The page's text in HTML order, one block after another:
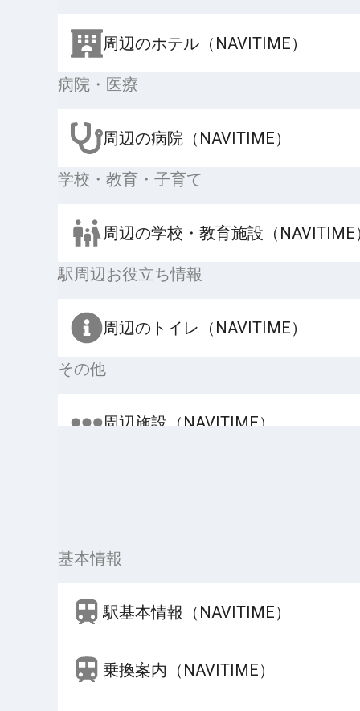
周辺のホテル（NAVITIME）
病院・医療
周辺の病院（NAVITIME）
学校・教育・子育て
周辺の学校・教育施設（NAVITIME
駅周辺お役立ち情報
周辺のトイレ（NAVITIME）
その他
周辺施設（NAVITIME）
基本情報
駅基本情報（NAVITIME）
乗換案内（NAVITIME）